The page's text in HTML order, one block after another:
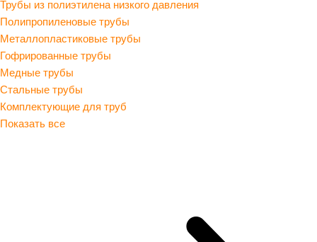
Трубы из полиэтилена низкого давления
Полипропиленовые трубы
Металлопластиковые трубы
Гофрированные трубы
Медные трубы
Стальные трубы
Комплектующие для труб
Показать все